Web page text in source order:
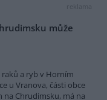
reklama
může
raků a ryb v Horním
u Vranova, části obce
na Chrudimsku, má na